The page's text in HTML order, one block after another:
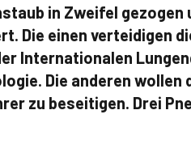
in Zweifel
Die einen verteidigen
Internationalen
Die anderen wollen
zu beseitigen. Drei